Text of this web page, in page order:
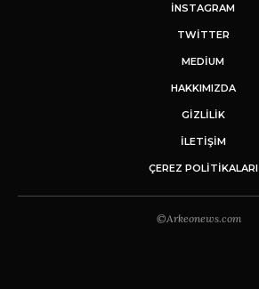
INSTAGRAM
TWITTER
MEDIUM
HAKKIMIZDA
GİZLİLİK
İLETIŞIM
ÇEREZ POLITIKALARI
©Arkeonews.com